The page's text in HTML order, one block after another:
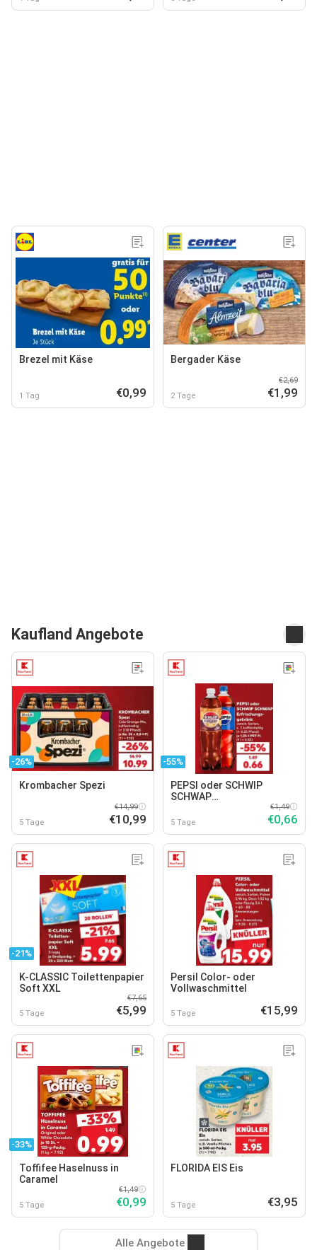
Brezel mit Käse
1 Tag €0,99
Bergader Käse
2 Tage
€2,69
€1,99
Kaufland Angebote
-26%
Krombacher Spezi
5 Tage
€14,99
€10,99
-55%
PEPSI oder SCHWIP
SCHWAP
5 Tage
€1,49
€0,66
-21%
K-CLASSIC Toilettenpapier
Soft XXL
5 Tage
€7,65
€5,99
Persil Color- oder
Vollwaschmittel
5 Tage €15,99
-33%
Toffifee Haselnuss in
Caramel
5 Tage
€1,49
€0,99
FLORIDA EIS Eis
5 Tage €3,95
Alle Angebote